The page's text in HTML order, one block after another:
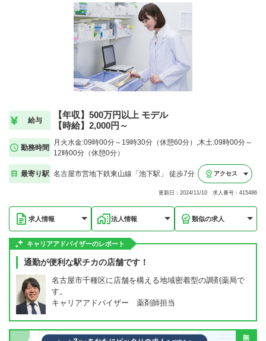
給与
【年収】500万円以上 モデル
【時給】2,000円～
勤務時間
月火水金:09時00分～19時30分（休憩60分）,木土:09時00分～
12時00分（休憩0分）
最寄り駅 名古屋市営地下鉄東山線「池下駅」 徒歩7分 アクセス
更新日：2024/11/10 求人番号：415486
求人情報 法人情報 類似の求人
キャリアアドバイザーのレポート
通勤が便利な駅チカの店舗です！
名古屋市千種区に店舗を構える地域密着型の調剤薬局で
す。
キャリアアドバイザー 薬剤師担当